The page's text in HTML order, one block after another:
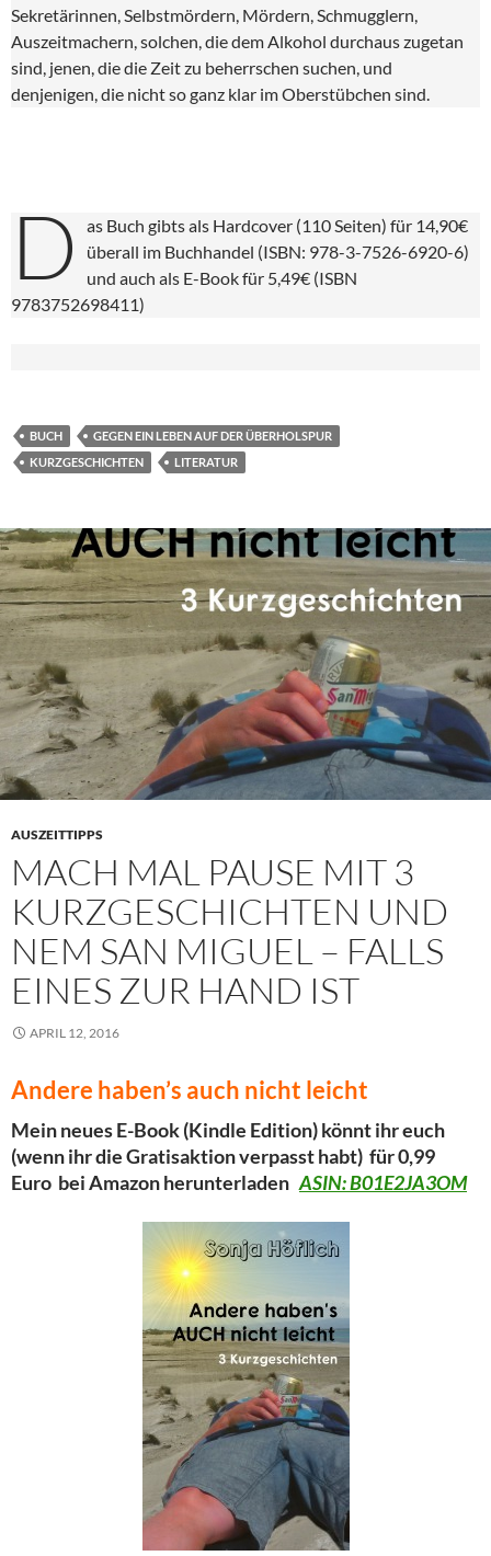
Sekretärinnen, Selbstmördern, Mördern, Schmugglern,
Auszeitmachern, solchen, die dem Alkohol durchaus zugetan
sind, jenen, die die Zeit zu beherrschen suchen, und
denjenigen, die nicht so ganz klar im Oberstübchen sind.
D
as Buch gibts als Hardcover (110 Seiten) für 14,90€
überall im Buchhandel (ISBN: 978-3-7526-6920-6)
und auch als E-Book für 5,49€ (ISBN
9783752698411)
BUCH
GEGEN EIN LEBEN AUF DER ÜBERHOLSPUR
KURZGESCHICHTEN
LITERATUR
AUSZEITTIPPS
MACH MAL PAUSE MIT 3
KURZGESCHICHTEN UND
NEM SAN MIGUEL – FALLS
EINES ZUR HAND IST
APRIL 12, 2016
Andere haben’s auch nicht leicht
Mein neues E-Book (Kindle Edition) könnt ihr euch
(wenn ihr die Gratisaktion verpasst habt) für 0,99
Euro bei Amazon herunterladen ASIN: B01E2JA3OM